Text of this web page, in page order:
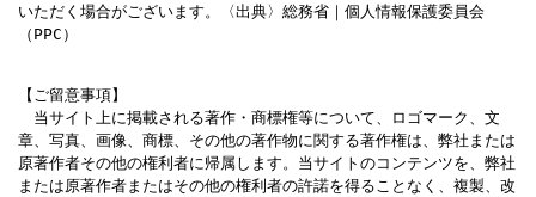
いただく場合がございます。〈出典〉総務省｜個人情報保護委員会
（PPC）
【ご留意事項】
当サイト上に掲載される著作・商標権等について、ロゴマーク、文
章、写真、画像、商標、その他の著作物に関する著作権は、弊社または
原著作者その他の権利者に帰属します。当サイトのコンテンツを、弊社
または原著作者またはその他の権利者の許諾を得ることなく、複製、改